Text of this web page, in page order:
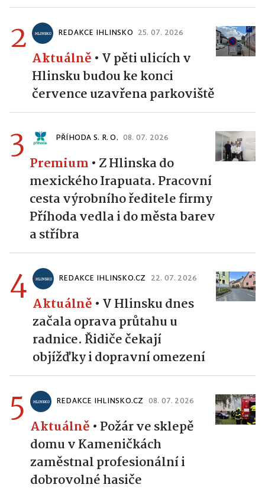
2 REDAKCE IHLINSKO 25. 07. 2026
Aktuálně • V pěti ulicích v
Hlinsku budou ke konci
července uzavřena parkoviště
3 PŘÍHODA S. R. O. 08. 07. 2026
Premium • Z Hlinska do
mexického Irapuata. Pracovní
cesta výrobního ředitele firmy
Příhoda vedla i do města barev
a stříbra
4 REDAKCE IHLINSKO.CZ 22. 07. 2026
Aktuálně • V Hlinsku dnes
začala oprava průtahu u
radnice. Řidiče čekají
objížďky i dopravní omezení
5 REDAKCE IHLINSKO.CZ 08. 07. 2026
Aktuálně • Požár ve sklepě
domu v Kameničkách
zaměstnal profesionální i
dobrovolné hasiče